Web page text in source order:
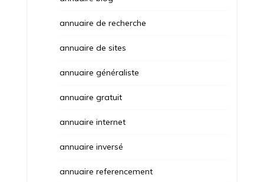
annuaire de recherche
annuaire de sites
annuaire généraliste
annuaire gratuit
annuaire internet
annuaire inversé
annuaire referencement